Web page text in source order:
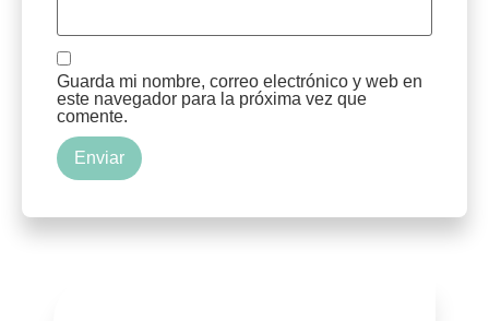
Guarda mi nombre, correo electrónico y web en
este navegador para la próxima vez que
comente.